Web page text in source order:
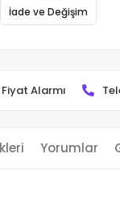
İade ve Değişim
Fiyat Alarmı
Yorumlar